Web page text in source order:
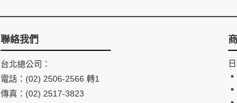
聯絡我們
台北總公司：
電話：(02) 2506-2566 轉1
傳真：(02) 2517-3823